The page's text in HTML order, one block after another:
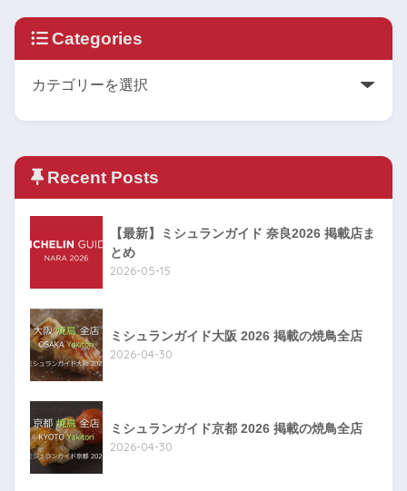
Categories
Recent Posts
【最新】ミシュランガイド 奈良2026 掲載店ま
とめ
2026-05-15
ミシュランガイド大阪 2026 掲載の焼鳥全店
2026-04-30
ミシュランガイド京都 2026 掲載の焼鳥全店
2026-04-30